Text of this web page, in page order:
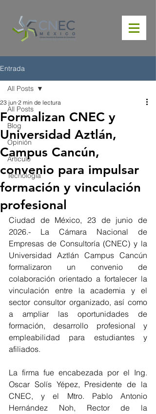
Entrada
All Posts
Blog
Opinión
Artículo
Tecnología
All Posts
Formalizan CNEC y
Universidad Aztlán,
Campus Cancún,
convenio para impulsar
formación y vinculación
profesional
23 jun 2 min de lectura
Ciudad de México, 23 de junio de
2026.- La Cámara Nacional de
Empresas de Consultoría (CNEC) y la
Universidad Aztlán Campus Cancún
formalizaron un convenio de
colaboración orientado a fortalecer la
vinculación entre la academia y el
sector consultor organizado, así como
a ampliar las oportunidades de
formación, desarrollo profesional y
empleabilidad para estudiantes y
afiliados.
La firma fue encabezada por el Ing.
Oscar Solís Yépez, Presidente de la
CNEC, y el Mtro. Pablo Antonio
Hernández Noh, Rector de la